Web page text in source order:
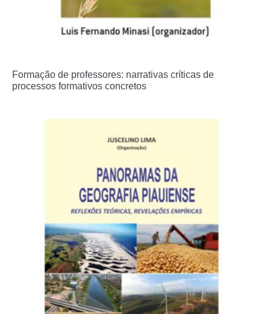
Formação de professores: narrativas críticas de
processos formativos concretos